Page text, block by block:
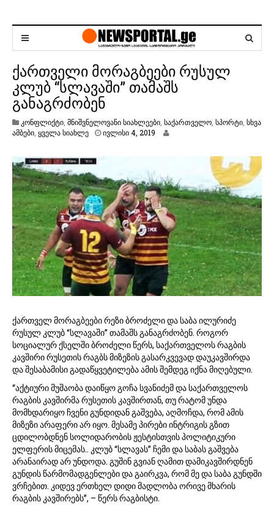
ქართველი მორაგბეები რუსულ
კლუბ “სლავაში” თამაშს
განაგრძობენ
კონფლიქტი მნიშვნელოვანი სიახლეები საქართველო სპორტი სხვა
ამბები ყველა სიახლე ივლისი 4, 2019
ს
ი
4
,
2
0
1
9
ქართველ მორაგბეები რეზი ბროძელი და საბა ილურიძე
რუსულ კლუბ “სლავაში” თამაშს განაგრძობენ. როგორ
სოციალურ ქსელში ბროძელი წერს, საქართველოს რაგბის
კავშირი რუსეთის რაგბს მიზეზის გასარკვევად დაუკავშირდა
და შესაბამისი გადაწყვეტილება ამის შემდეგ იქნა მიღებული.
“აქტიური მუშაობა დაიწყო გოჩა სვანიძემ და საქართველოს
რაგბის კავშირმა რუსეთის კავშირთან, თუ რატომ უნდა
მომხდარიყო ჩვენი გუნდიდან გაშვება, აღმოჩდა, რომ ამის
მიზეზი არაფერი არ იყო. მესამე პირები ინტრიგის გზით
ცდილობდნენ სოლიდარობის ჟესტისთვის პოლიტიკური
ელფერის მიცემას.. კლუბ “სლავას” ჩემი და საბას გაშვება
არანაირად არ უნდოდა. გუშინ გვიან ღამით დამიკავშირდნენ
გუნდის წარმომადგენლები და გაირკვა, რომ მე და საბა გუნდში
ვრჩებით. კიდევ ერთხელ დიდი მადლობა ორივე მხარის
რაგბის კავშირებს”, – წერს რაგბისტი.